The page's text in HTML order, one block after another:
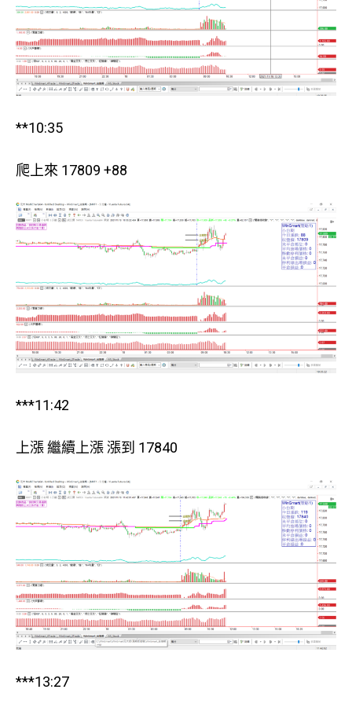
**10:35
爬上來 17809 +88
***11:42
上漲 繼續上漲 漲到 17840
***13:27